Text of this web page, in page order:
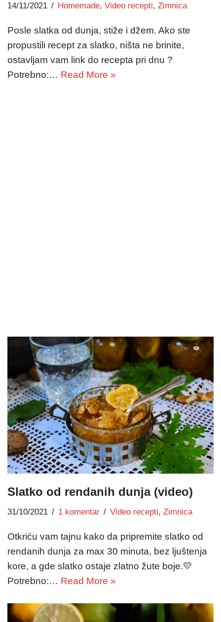
14/11/2021 Homemade, Video recepti, Zimnica
Posle slatka od dunja, stiže i džem. Ako ste
propustili recept za slatko, ništa ne brinite,
ostavljam vam link do recepta pri dnu ?
Potrebno:… Read More »
Slatko od rendanih dunja (video)
31/10/2021 1 komentar Video recepti, Zimnica
Otkriću vam tajnu kako da pripremite slatko od
rendanih dunja za max 30 minuta, bez ljuštenja
kore, a gde slatko ostaje zlatno žute boje.💛
Potrebno:… Read More »